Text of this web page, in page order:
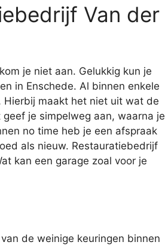
Van der
je niet aan. Gelukkig kun je
in Enschede. Al binnen enkele
Hierbij maakt het niet uit wat de
je simpelweg aan, waarna je
no time heb je een afspraak
als nieuw. Restauratiebedrijf
kan een garage zoal voor je
de weinige keuringen binnen